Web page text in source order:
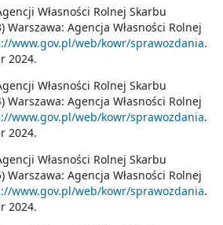
Własności Rolnej Skarbu
Warszawa: Agencja Własności Rolnej
www.gov.pl/web/kowr/sprawozdania.
2024.
Własności Rolnej Skarbu
Warszawa: Agencja Własności Rolnej
www.gov.pl/web/kowr/sprawozdania.
2024.
Własności Rolnej Skarbu
Warszawa: Agencja Własności Rolnej
www.gov.pl/web/kowr/sprawozdania.
2024.